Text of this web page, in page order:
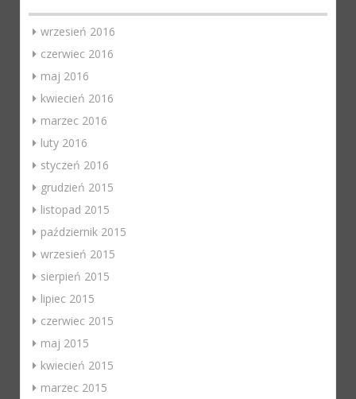
wrzesień 2016
czerwiec 2016
maj 2016
kwiecień 2016
marzec 2016
luty 2016
styczeń 2016
grudzień 2015
listopad 2015
październik 2015
wrzesień 2015
sierpień 2015
lipiec 2015
czerwiec 2015
maj 2015
kwiecień 2015
marzec 2015